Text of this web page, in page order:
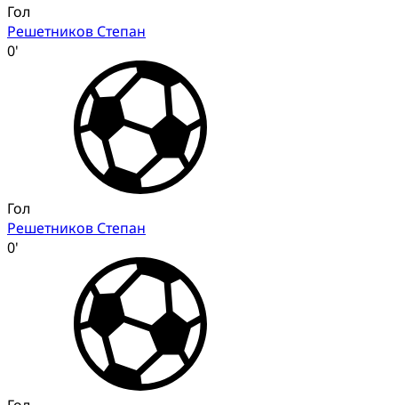
Гол
Решетников Степан
0'
Гол
Решетников Степан
0'